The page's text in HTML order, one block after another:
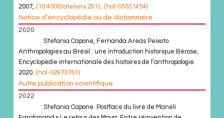
2007, ⟨10.4000/ateliers.291⟩ ⟨hal-05551454⟩
Notice d’encyclopédie ou de dictionnaire
2020
Stefania Capone, Fernanda Areas Peixoto.
Anthropologies au Brésil : une introduction historique Bérose,
Encyclopédie internationale des histoires de l’anthropologie.
2020. ⟨hal-02973761⟩
Autre publication scientifique
2022
Stefania Capone. Postface du livre de Manéli